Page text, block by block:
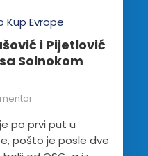
i Pijetlović
Solnokom
po prvi put u
pošto je posle dve